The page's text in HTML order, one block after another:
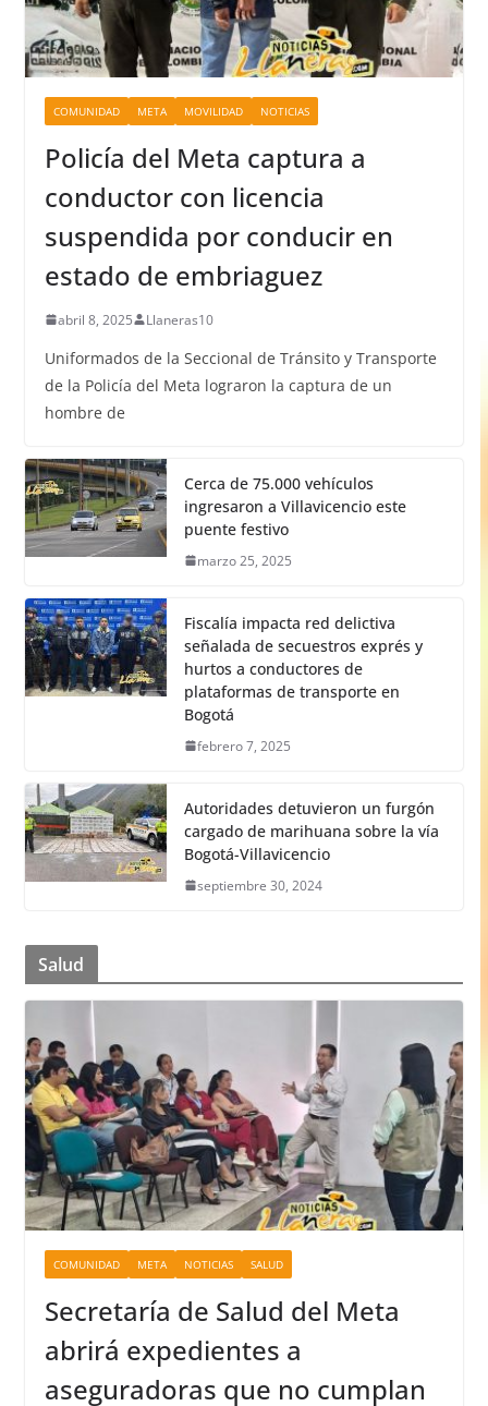
COMUNIDAD META MOVILIDAD NOTICIAS
Policía del Meta captura a
conductor con licencia
suspendida por conducir en
estado de embriaguez
abril 8, 2025 Llaneras10
Uniformados de la Seccional de Tránsito y Transporte
de la Policía del Meta lograron la captura de un
hombre de
Cerca de 75.000 vehículos
ingresaron a Villavicencio este
puente festivo
marzo 25, 2025
Fiscalía impacta red delictiva
señalada de secuestros exprés y
hurtos a conductores de
plataformas de transporte en
Bogotá
febrero 7, 2025
Autoridades detuvieron un furgón
cargado de marihuana sobre la vía
Bogotá-Villavicencio
septiembre 30, 2024
Salud
COMUNIDAD META NOTICIAS SALUD
Secretaría de Salud del Meta
abrirá expedientes a
aseguradoras que no cumplan